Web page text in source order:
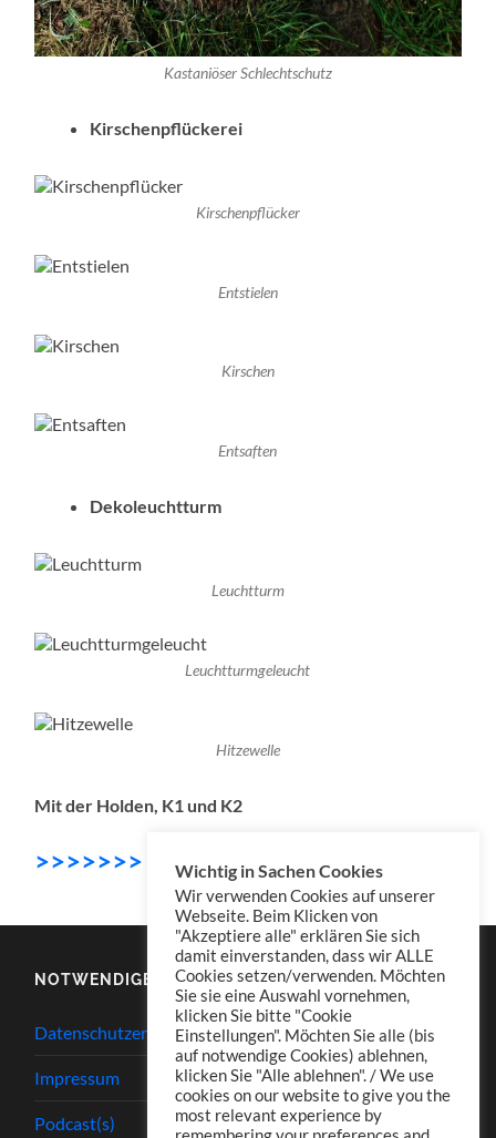
Kastaniöser Schlechtschutz
Kirschenpflückerei
Kirschenpflücker
Entstielen
Kirschen
Entsaften
Dekoleuchtturm
Leuchtturm
Leuchtturmgeleucht
Hitzewelle
Mit der Holden, K1 und K2
>>>>>>> DOWNLOAD
NOTWENDIGES
Datenschutzerklärung
Impressum
Podcast(s)
Wichtig in Sachen Cookies
Wir verwenden Cookies auf unserer
Webseite. Beim Klicken von
"Akzeptiere alle" erklären Sie sich
damit einverstanden, dass wir ALLE
Cookies setzen/verwenden. Möchten
Sie sie eine Auswahl vornehmen,
klicken Sie bitte "Cookie
Einstellungen". Möchten Sie alle (bis
auf notwendige Cookies) ablehnen,
klicken Sie "Alle ablehnen". / We use
cookies on our website to give you the
most relevant experience by